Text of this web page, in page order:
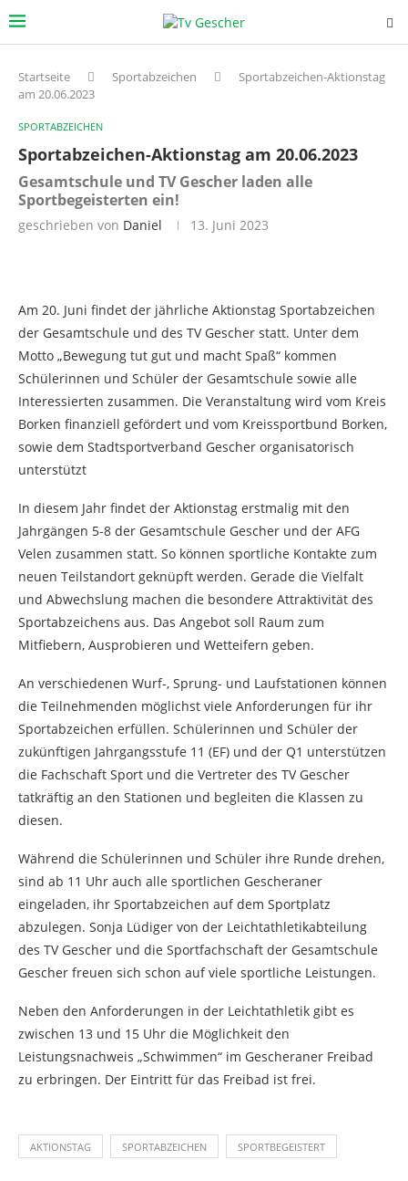
Startseite Sportabzeichen
Sportabzeichen-Aktionstag
am 20.06.2023
SPORTABZEICHEN
Sportabzeichen-Aktionstag am 20.06.2023
Gesamtschule und TV Gescher laden alle
Sportbegeisterten ein!
geschrieben von Daniel 13. Juni 2023
Am 20. Juni findet der jährliche Aktionstag Sportabzeichen
der Gesamtschule und des TV Gescher statt. Unter dem
Motto „Bewegung tut gut und macht Spaß“ kommen
Schülerinnen und Schüler der Gesamtschule sowie alle
Interessierten zusammen. Die Veranstaltung wird vom Kreis
Borken finanziell gefördert und vom Kreissportbund Borken,
sowie dem Stadtsportverband Gescher organisatorisch
unterstützt
In diesem Jahr findet der Aktionstag erstmalig mit den
Jahrgängen 5-8 der Gesamtschule Gescher und der AFG
Velen zusammen statt. So können sportliche Kontakte zum
neuen Teilstandort geknüpft werden. Gerade die Vielfalt
und Abwechslung machen die besondere Attraktivität des
Sportabzeichens aus. Das Angebot soll Raum zum
Mitfiebern, Ausprobieren und Wetteifern geben.
An verschiedenen Wurf-, Sprung- und Laufstationen können
die Teilnehmenden möglichst viele Anforderungen für ihr
Sportabzeichen erfüllen. Schülerinnen und Schüler der
zukünftigen Jahrgangsstufe 11 (EF) und der Q1 unterstützen
die Fachschaft Sport und die Vertreter des TV Gescher
tatkräftig an den Stationen und begleiten die Klassen zu
diesen.
Während die Schülerinnen und Schüler ihre Runde drehen,
sind ab 11 Uhr auch alle sportlichen Gescheraner
eingeladen, ihr Sportabzeichen auf dem Sportplatz
abzulegen. Sonja Lüdiger von der Leichtathletikabteilung
des TV Gescher und die Sportfachschaft der Gesamtschule
Gescher freuen sich schon auf viele sportliche Leistungen.
Neben den Anforderungen in der Leichtathletik gibt es
zwischen 13 und 15 Uhr die Möglichkeit den
Leistungsnachweis „Schwimmen“ im Gescheraner Freibad
zu erbringen. Der Eintritt für das Freibad ist frei.
AKTIONSTAG SPORTABZEICHEN SPORTBEGEISTERT